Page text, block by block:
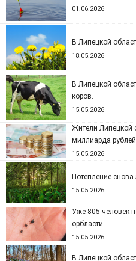
01.06.2026
В Липецкой
18.05.2026
В Липецкой
коров.
15.05.2026
Жители Липецкой
миллиарда
15.05.2026
Потепление
15.05.2026
Уже 805 человек
орбласти.
15.05.2026
В Липецкой